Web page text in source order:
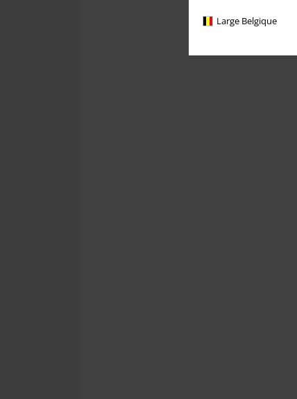
Large Belgique